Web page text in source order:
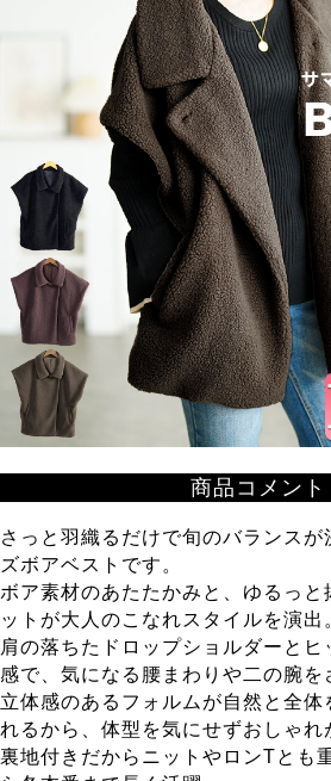
商品コメント
さっと羽織るだけで旬のバランスが
ズボアベストです。
ボア素材のあたたかみと、ゆるっと
ットが大人のこなれスタイルを演出
肩の落ちたドロップショルダーとヒ
感で、気になる腰まわりや二の腕を
立体感のあるフォルムが自然と全体
れるから、体型を気にせずおしゃれ
裏地付きだからニットやロンTとも